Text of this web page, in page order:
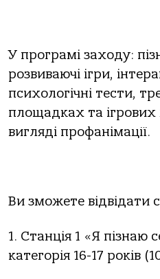
У програмі заходу:
розвиваючі ігри,
психологічні тести,
площадках та
вигляді профанімації.
Ви зможете відвідати
1. Станція 1 «Я пізнаю
категорія 16-17 років